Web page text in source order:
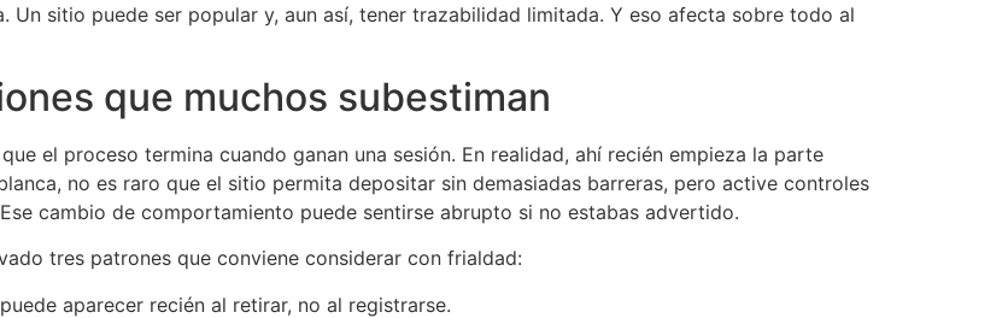
Un sitio puede ser popular y, aun así, tener trazabilidad limitada. Y eso afecta sobre todo al
que muchos subestiman
el proceso termina cuando ganan una sesión. En realidad, ahí recién empieza la parte
no es raro que el sitio permita depositar sin demasiadas barreras, pero active controles
cambio de comportamiento puede sentirse abrupto si no estabas advertido.
tres patrones que conviene considerar con frialdad:
aparecer recién al retirar, no al registrarse.